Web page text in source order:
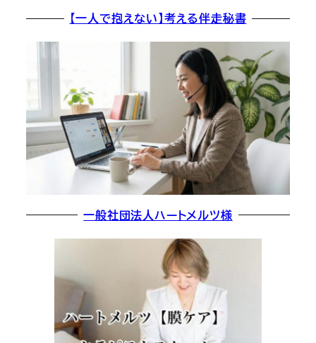
【一人で抱えない】考える伴走秘書
一般社団法人ハートメルツ様